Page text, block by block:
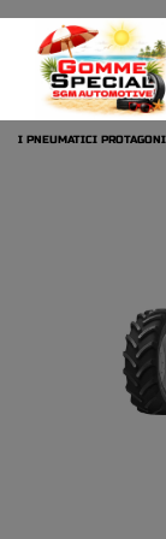
I PNEUMATICI